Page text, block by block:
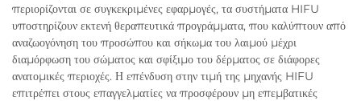
περιορίζονται σε συγκεκριμένες εφαρμογές, τα συστήματα HIFU
υποστηρίζουν εκτενή θεραπευτικά προγράμματα, που καλύπτουν από
αναζωογόνηση του προσώπου και σήκωμα του λαιμού μέχρι
διαμόρφωση του σώματος και σφίξιμο του δέρματος σε διάφορες
ανατομικές περιοχές. Η επένδυση στην τιμή της μηχανής HIFU
επιτρέπει στους επαγγελματίες να προσφέρουν μη επεμβατικές